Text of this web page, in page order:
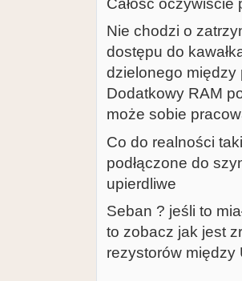
Całość oczywiście
Nie chodzi o
dostępu do
dzielonego między
Dodatkowy RAM
może sobie
Co do realności
podłączone do
upierdliwe
Seban ? jeśli to
to zobacz jak jest
rezystorów między